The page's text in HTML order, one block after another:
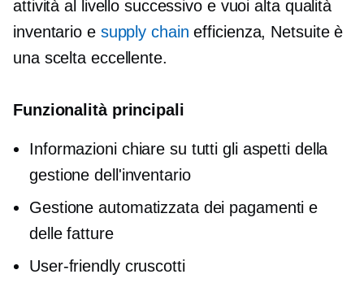
attività al livello successivo e vuoialta qualità
inventario e supply chain efficienza, Netsuite è
una scelta eccellente.
Funzionalità principali
Informazioni chiare su tutti gli aspetti della
gestione dell'inventario
Gestione automatizzata dei pagamenti e
delle fatture
User-friendlycruscotti